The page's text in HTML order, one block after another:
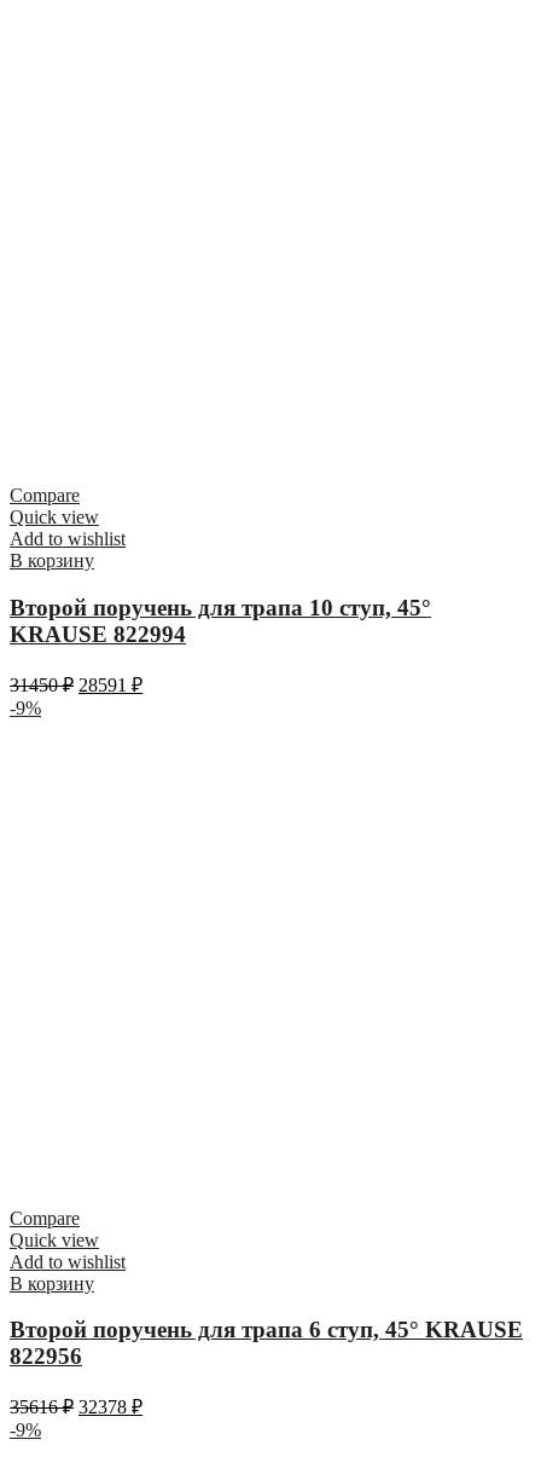
Compare
Quick view
Add to wishlist
В корзину
Второй поручень для трапа 10 ступ, 45°
KRAUSE 822994
31450₽ 28591 ₽
-9%
Compare
Quick view
Add to wishlist
В корзину
Второй поручень для трапа 6 ступ, 45° KRAUSE
822956
35616₽ 32378 ₽
-9%